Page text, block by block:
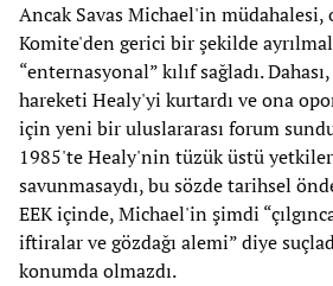
Ancak Savas Michael'in müdahalesi,
Komite'den gerici bir şekilde
“enternasyonal” kılıf sağladı.
hareketi Healy'yi kurtardı ve ona
için yeni bir uluslararası forum
1985'te Healy'nin tüzük üstü
savunmasaydı, bu sözde tarihsel
EEK içinde, Michael'in şimdi
iftiralar ve gözdağı alemi” diye
konumda olmazdı.